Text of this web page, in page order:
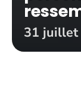
31 juillet